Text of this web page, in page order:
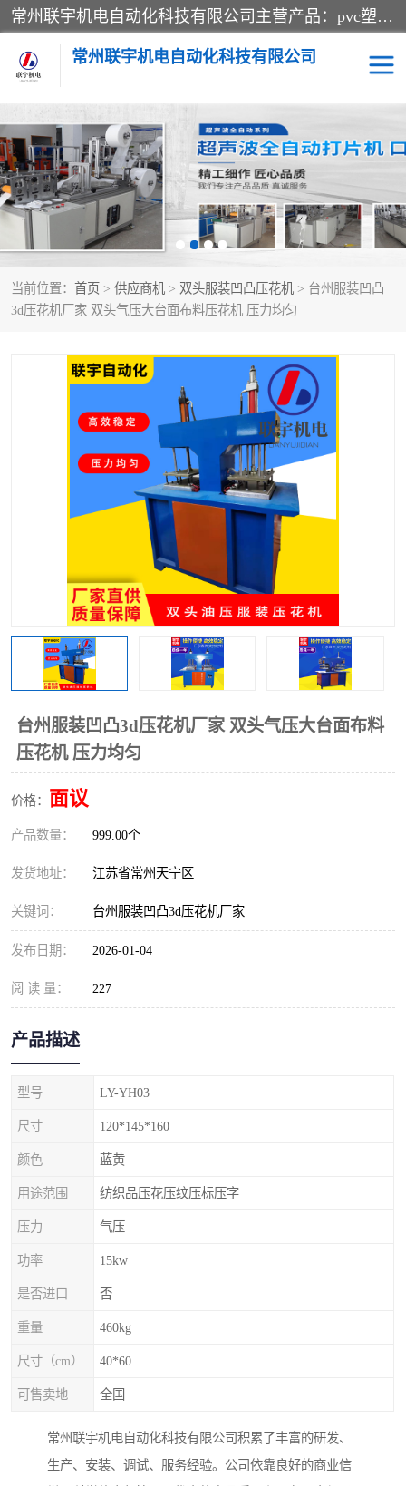
常州联宇机电自动化科技有限公司主营产品：pvc塑料焊机、高频热合机、软膜天花压边机、服装布料凹凸压花机、布料3d压印设备、服装植胶设备、超声波布料花边机、无纺布热合机、全自动压花机。
常州联宇机电自动化科技有限公司
当前位置： 首页 > 供应商机 > 双头服装凹凸压花机 > 台州服装凹凸
3d压花机厂家 双头气压大台面布料压花机 压力均匀
台州服装凹凸3d压花机厂家 双头气压大台面布料
压花机 压力均匀
价格： 面议
产品数量： 999.00个
发货地址： 江苏省常州天宁区
关键词： 台州服装凹凸3d压花机厂家
发布日期： 2026-01-04
阅 读 量： 227
产品描述
型号 LY-YH03
尺寸 120*145*160
颜色 蓝黄
用途范围 纺织品压花压纹压标压字
压力 气压
功率 15kw
是否进口 否
重量 460kg
尺寸（cm） 40*60
可售卖地 全国
常州联宇机电自动化科技有限公司积累了丰富的研发、
生产、安装、调试、服务经验。公司依靠良好的商业信
压花定型机以及压花模具 超声波热合机
高频热合机 超声波花边机
超声波复合压花机 凹凸压花机压标机
3040凹凸压花机 双头服装凹凸压花机
高频压花压标机 自动超声波打片成型机
泡壳包装封口机 海绵产品成型机
其他超声波系列